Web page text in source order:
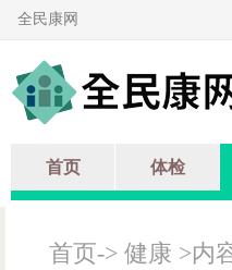
全民康网
首页 体检
首页-> 健康 >内